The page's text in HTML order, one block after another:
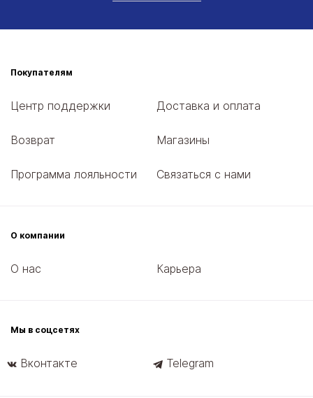
Покупателям
Центр поддержки Доставка и оплата
Возврат Магазины
Программа лояльности Связаться с нами
О компании
О нас Карьера
Мы в соцсетях
Вконтакте Telegram